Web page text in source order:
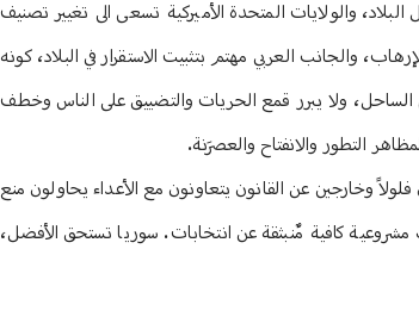
والولايات المتحدة الأميركية تسعى الى تغيير تصنيف
والجانب العربي مهتم بتثبيت الاستقرار في البلاد، كونه
ولا يبرر قمع الحريات والتضييق على الناس وخطف
التطور والانفتاح والعصرَنة.
وخارجين عن القانون يتعاونون مع الأعداء يحاولون منع
كافية مٌنبثقة عن انتخابات. سوريا تستحق الأفضل،